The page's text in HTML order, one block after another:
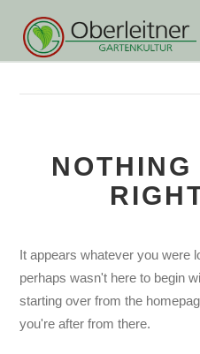
NOTHING
It appears whatever you were
perhaps wasn't here to begin
starting over from the
you're after from there.